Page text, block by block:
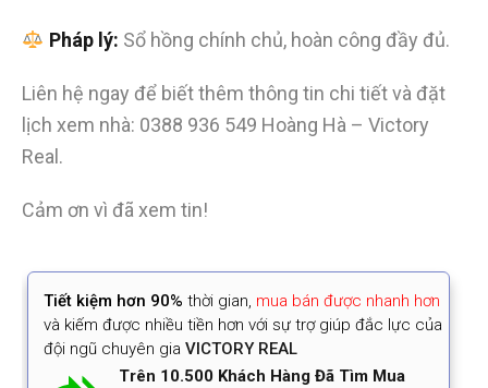
Pháp lý: Sổ hồng chính chủ, hoàn công đầy đủ.
Liên hệ ngay để biết thêm thông tin chi tiết và đặt
lịch xem nhà: 0388 936 549 Hoàng Hà – Victory
Real.
Cảm ơn vì đã xem tin!
Tiết kiệm hơn 90% thời gian, mua bán được nhanh hơn
và kiếm được nhiều tiền hơn với sự trợ giúp đắc lực của
đội ngũ chuyên gia VICTORY REAL
Trên 10.500 Khách Hàng Đã Tìm Mua